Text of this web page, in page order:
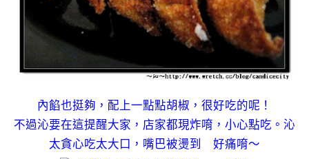
內餡也挺夠，配上一點點胡椒，很好吃的呢！
不過沁要在這提醒大家，店家都現炸唷，小心點吃。沁
太貪心吃太大口，嘴巴被燙到 好痛唷～